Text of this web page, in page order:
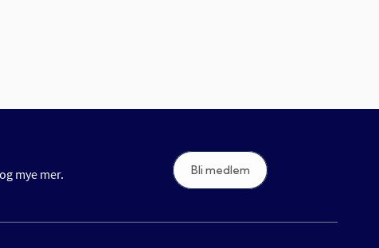
mye mer. Bli medlem